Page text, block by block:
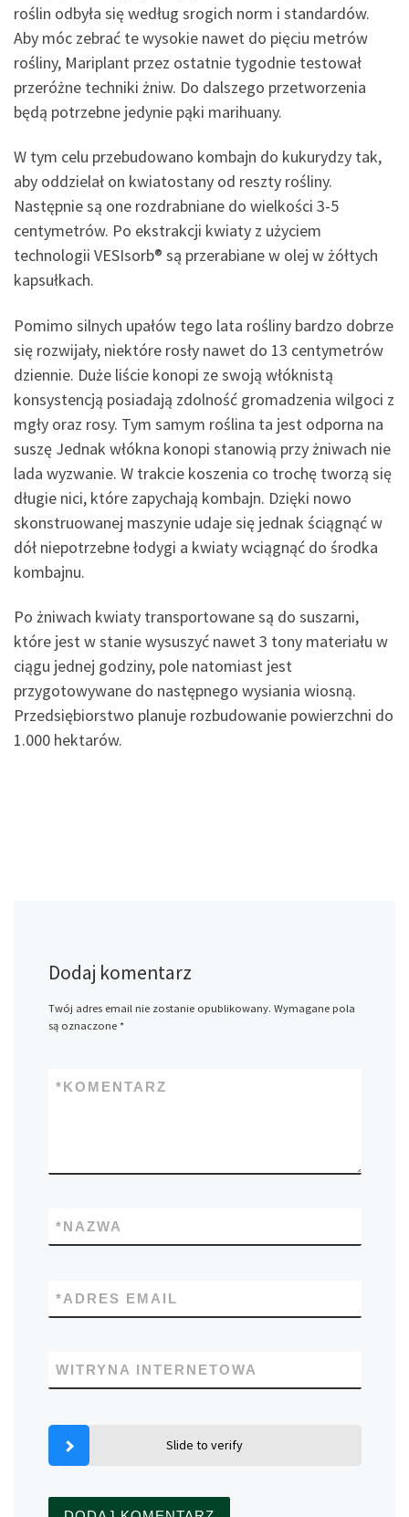
roślin odbyła się według srogich norm i standardów.
Aby móc zebrać te wysokie nawet do pięciu metrów
rośliny, Mariplant przez ostatnie tygodnie testował
przeróżne techniki żniw. Do dalszego przetworzenia
będą potrzebne jedynie pąki marihuany.
W tym celu przebudowano kombajn do kukurydzy tak,
aby oddzielał on kwiatostany od reszty rośliny.
Następnie są one rozdrabniane do wielkości 3-5
centymetrów. Po ekstrakcji kwiaty z użyciem
technologii VESIsorb® są przerabiane w olej w żółtych
kapsułkach.
Pomimo silnych upałów tego lata rośliny bardzo dobrze
się rozwijały, niektóre rosły nawet do 13 centymetrów
dziennie. Duże liście konopi ze swoją włóknistą
konsystencją posiadają zdolność gromadzenia wilgoci z
mgły oraz rosy. Tym samym roślina ta jest odporna na
suszę Jednak włókna konopi stanowią przy żniwach nie
lada wyzwanie. W trakcie koszenia co trochę tworzą się
długie nici, które zapychają kombajn. Dzięki nowo
skonstruowanej maszynie udaje się jednak ściągnąć w
dół niepotrzebne łodygi a kwiaty wciągnąć do środka
kombajnu.
Po żniwach kwiaty transportowane są do suszarni,
które jest w stanie wysuszyć nawet 3 tony materiału w
ciągu jednej godziny, pole natomiast jest
przygotowywane do następnego wysiania wiosną.
Przedsiębiorstwo planuje rozbudowanie powierzchni do
1.000 hektarów.
Dodaj komentarz
Twój adres email nie zostanie opublikowany. Wymagane pola
są oznaczone *
KOMENTARZ
*
NAZWA
*
ADRES EMAIL
*
WITRYNA INTERNETOWA
Slide to verify